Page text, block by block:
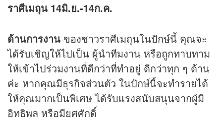
ราศีเมถุน 14มิ.ย.-14ก.ค.
ด้านการงาน ของชาวราศีเมถุนในปักษ์นี้ คุณจะ
ได้รับเชิญให้ไปเป็น ผู้นำทีมงาน หรือถูกทาบทาม
ให้เข้าไปร่วมงานที่ดีกว่าที่ทำอยู่ ดีกว่าทุก ๆ ด้าน
ค่ะ หากคุณมีธุรกิจส่วนตัว ในปักษ์นี้จะทำรายได้
ให้คุณมากเป็นพิเศษ ได้รับแรงสนับสนุนจากผู้มี
อิทธิพล หรือมียศศักดิ์